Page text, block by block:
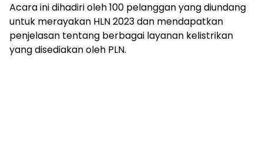
Acara ini dihadiri oleh 100 pelanggan yang diundang
untuk merayakan HLN 2023 dan mendapatkan
penjelasan tentang berbagai layanan kelistrikan
yang disediakan oleh PLN.